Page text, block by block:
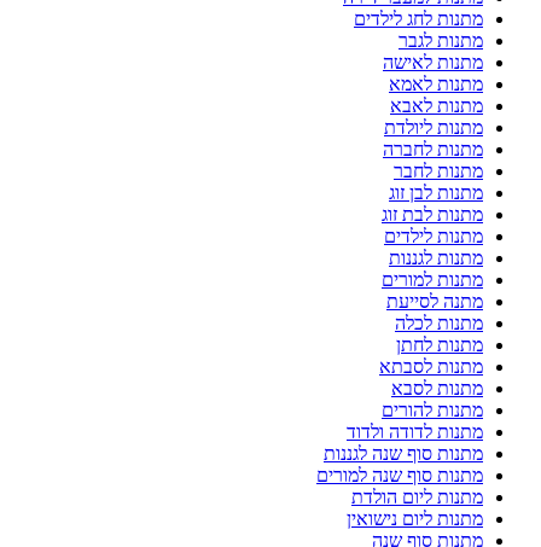
מתנות לחג לילדים
מתנות לגבר
מתנות לאישה
מתנות לאמא
מתנות לאבא
מתנות ליולדת
מתנות לחברה
מתנות לחבר
מתנות לבן זוג
מתנות לבת זוג
מתנות לילדים
מתנות לגננות
מתנות למורים
מתנה לסייעת
מתנות לכלה
מתנות לחתן
מתנות לסבתא
מתנות לסבא
מתנות להורים
מתנות לדודה ולדוד
מתנות סוף שנה לגננות
מתנות סוף שנה למורים
מתנות ליום הולדת
מתנות ליום נישואין
מתנות סוף שנה